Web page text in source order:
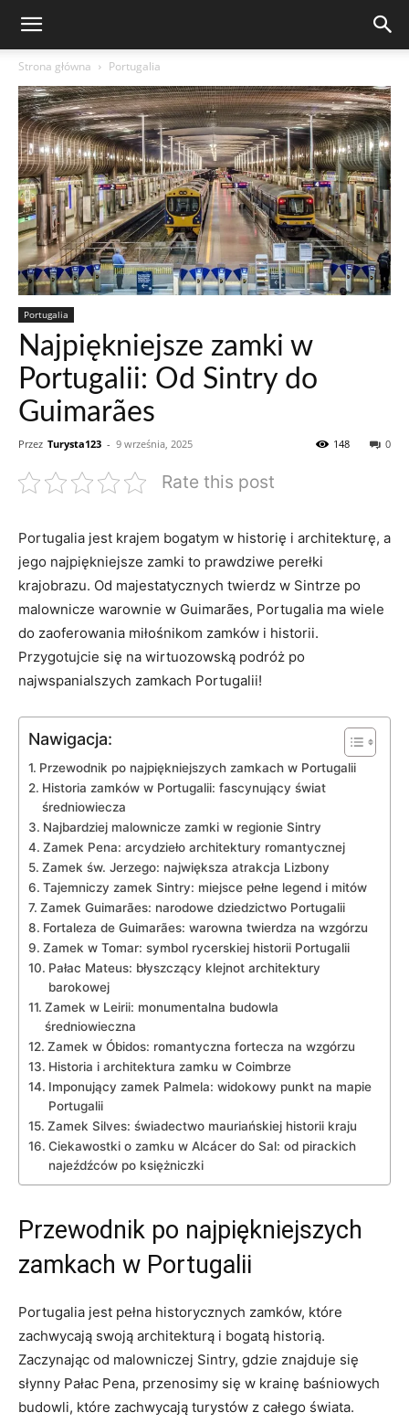
Strona główna Portugalia
Portugalia
Najpiękniejsze zamki w
Portugalii: Od Sintry do
Guimarães
Przez Turysta123 - 9 września, 2025 0
148
Rate this post
Portugalia jest krajem bogatym w historię⁤ i architekturę, a⁢
jego najpiękniejsze zamki to prawdziwe perełki
krajobrazu. Od majestatycznych twierdz w‌ Sintrze ​po
malownicze warownie w Guimarães, Portugalia ma wiele
do zaoferowania miłośnikom zamków ​i⁤ historii.
Przygotujcie się⁣ na wirtuozowską ‍podróż po
najwspanialszych ‍zamkach Portugalii!
Nawigacja:
Przewodnik po najpiękniejszych zamkach w Portugalii
Historia zamków w Portugalii: fascynujący świat
średniowiecza
Najbardziej⁤ malownicze zamki w regionie Sintry
Zamek Pena: arcydzieło architektury ⁣romantycznej
Zamek​ św. Jerzego: największa atrakcja Lizbony
Tajemniczy zamek Sintry: ⁢miejsce pełne​ legend i mitów
Zamek Guimarães:​ narodowe dziedzictwo ⁢Portugalii
Fortaleza de Guimarães: warowna twierdza na wzgórzu
Zamek w Tomar: symbol rycerskiej historii ⁢Portugalii
Pałac Mateus: ​błyszczący klejnot‍ architektury
barokowej
Zamek w Leirii: ‌monumentalna budowla
średniowieczna
Zamek ‍w Óbidos: romantyczna ‍fortecza na ⁢wzgórzu
Historia i architektura zamku ‍w Coimbrze
Imponujący zamek Palmela: widokowy ‍punkt na mapie
Portugalii
Zamek⁤ Silves: świadectwo mauriańskiej historii kraju
Ciekawostki ​o zamku w ⁤Alcácer do‌ Sal: od⁣ pirackich
najeźdźców po ⁣księżniczki
Przewodnik po najpiękniejszych
zamkach w Portugalii
Portugalia jest pełna historycznych zamków,⁢ które
⁣zachwycają ‌swoją architekturą ⁤i bogatą historią.
Zaczynając od malowniczej Sintry, gdzie znajduje się
słynny Pałac Pena, przenosimy się w krainę ​baśniowych
budowli, które ⁤zachwycają turystów z całego ‌świata.